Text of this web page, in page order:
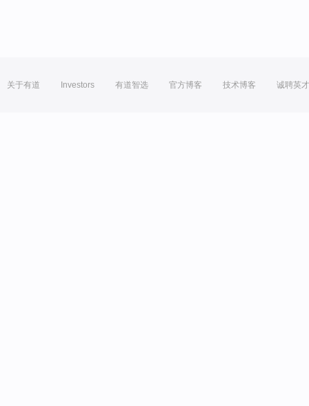
关于有道 Investors 有道智选 官方博客 技术博客 诚聘英才